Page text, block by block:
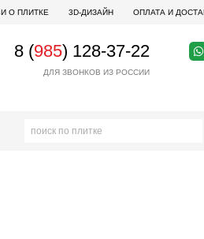
О ПЛИТКЕ 3D-ДИЗАЙН ОПЛАТА И
8 (985) 128-37-22
ДЛЯ ЗВОНКОВ ИЗ РОССИИ